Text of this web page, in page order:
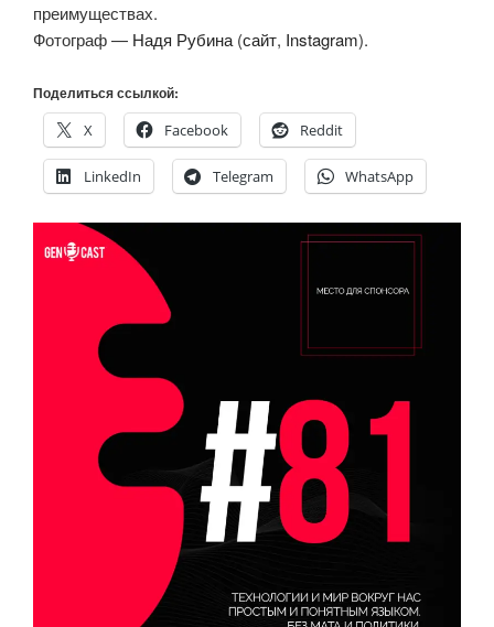
преимуществах.
Фотограф — Надя Рубина (сайт, Instagram).
Поделиться ссылкой:
X
Facebook Reddit
LinkedIn Telegram WhatsApp